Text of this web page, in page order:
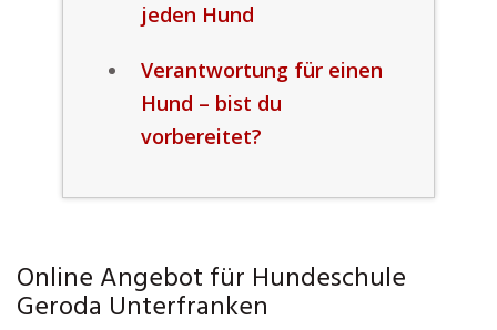
jeden Hund
Verantwortung für einen
Hund – bist du
vorbereitet?
Online Angebot für Hundeschule
Geroda Unterfranken